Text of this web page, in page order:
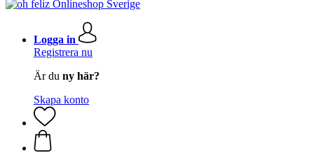
Logga in
Registrera nu
Är du ny här?
Skapa konto